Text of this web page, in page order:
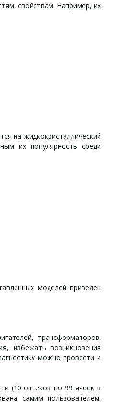
свойствам. Например, их
на жидкокристаллический
их популярность среди
моделей приведен
трансформаторов.
избежать возникновения
можно провести и
(10 отсеков по 99 ячеек в
самим пользователем.